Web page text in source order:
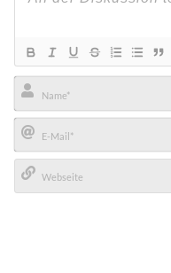
Name*
E-
Mail*